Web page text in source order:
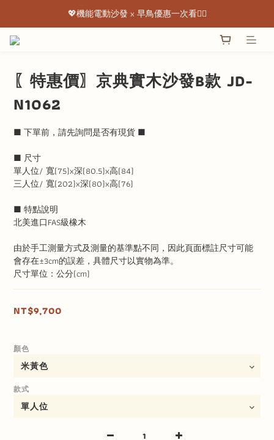
💖機能電動沙發 x 早鳥優惠一次看👇🏻
💖機能電動沙發 x 早鳥優惠一次看👇🏻
〖特惠價〗京典實木沙發B款 JD-
N1062
■ 下單前，請先詢問是否有現貨 ■
■ 尺寸
單人位/ 寬(75)x深(80.5)x高(84)
三人位/ 寬(202)x深(80)x高(76)
■ 特點說明
北美進口FAS級橡木
由於手工測量方式及測量的基準點不同，因此頁面標註尺寸可能
會存在±3cm的誤差，具體尺寸以實物為準。
尺寸單位：公分(cm)
NT$9,700
顏色
款式